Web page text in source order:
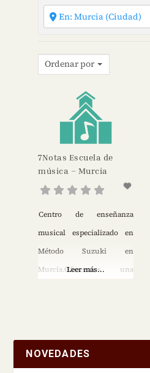
Ordenar por
7Notas Escuela de
música – Murcia
Centro de enseñanza
musical especializado en
Método Suzuki en
Murcia.Ofrecemos una
principal. A través de esta
Leer más...
NOVEDADES